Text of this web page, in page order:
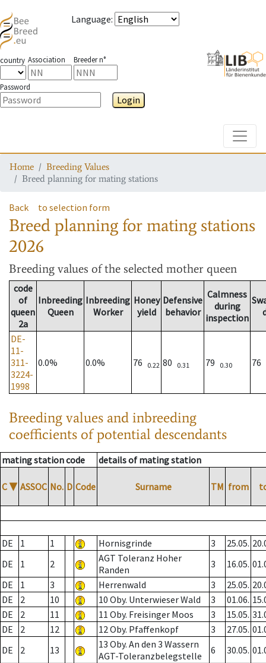
Language:
country Association Breeder n°
Password
Login
Home
Breeding Values
Breed planning for mating stations
Back to selection form
Breed planning for mating stations
2026
Breeding values of the selected mother queen
code
of
queen
2a
Inbreeding
Queen
Inbreeding
Worker
Honey
yield
Defensive
behavior
Calmness
during
inspection
DE-
11-
311-
3224-
1998
0.0% 0.0% 76 0.22 80 0.31 79 0.30 76
Breeding values and inbreeding
coefficients of potential descendants
mating station code details of mating station
C ▼ ASSOC No. D Code Surname TM from
DE 1 1 Hornisgrinde 3 25.05.
DE
1 2
AGT Toleranz Hoher
Randen
3 16.05.
DE
1 3 Herrenwald 3 25.05.
DE
2 10 10 Oby. Unterwieser Wald 3 01.06.
DE
2 11 11 Oby. Freisinger Moos 3 15.05.
DE
2 12 12 Oby. Pfaffenkopf 3 27.05.
DE
2 13
13 Oby. An den 3 Wassern
AGT-Toleranzbelegstelle
6 30.05.